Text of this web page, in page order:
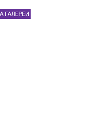
ГАЛЕРЕИ